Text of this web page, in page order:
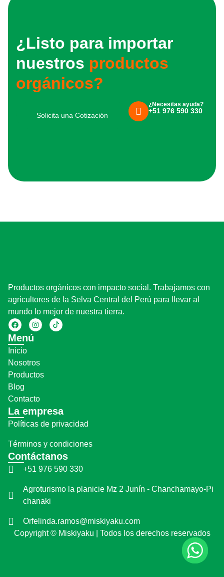
¿Listo para importar
nuestros productos
orgánicos?
Solicita una Cotización
¿Necesitas ayuda?
+51 976 590 330
Productos orgánicos con impacto social. Trabajamos con
agricultores de la Selva Central del Perú para llevar al
mundo lo mejor de nuestra tierra.
Menú
Inicio
Nosotros
Productos
Blog
Contacto
La empresa
Políticas de privacidad
Términos y condiciones
Contáctanos
+51 976 590 330
Agroturismo la planicie Mz 2 Junín - Chanchamayo-Pi
chanaki
Orfelinda.ramos@miskiyaku.com
Copyright © Miskiyaku | Todos los derechos reservados